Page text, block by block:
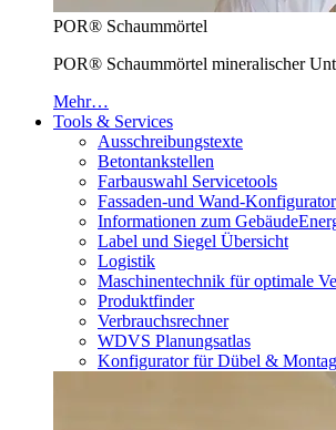
POR® Schaummörtel
POR® Schaummörtel mineralischer
Mehr…
Tools & Services
Ausschreibungstexte
Betontankstellen
Farbauswahl Servicetools
Fassaden-und Wand-Konfigurator
Informationen zum
Label und Siegel Übersicht
Logistik
Maschinentechnik für optimale
Produktfinder
Verbrauchsrechner
WDVS Planungsatlas
Konfigurator für Dübel &